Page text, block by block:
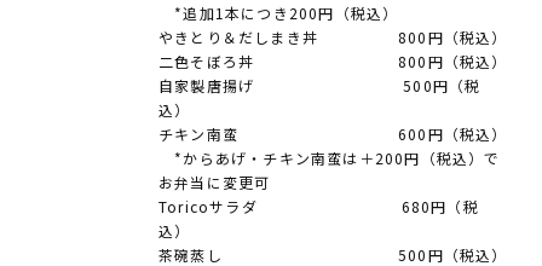
*追加1本につき200円（税込）
やきとり＆だしまき丼 800円（税込）
二色そぼろ丼 800円（税込）
自家製唐揚げ 500円（税
込）
チキン南蛮 600円（税込）
*からあげ・チキン南蛮は＋200円（税込）で
お弁当に変更可
Toricoサラダ 680円（税
込）
茶碗蒸し 500円（税込）